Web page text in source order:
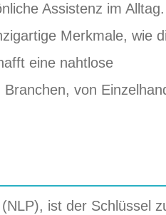
Assistenz im
Merkmale, wie
eine nahtlose
von
ist der Schlüssel